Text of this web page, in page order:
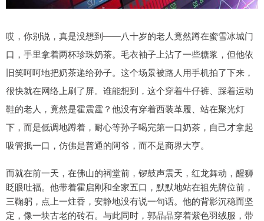
哎，你别说，真是没想到——八十岁的老人竟然蹲在蜜雪冰城门
口，手里拿着两杯珍珠奶茶。毛衣袖子上沾了一些糖浆，但他依
旧笑呵呵地把奶茶递给孙子。这个场景被路人用手机拍了下来，
很快就在网络上刷了屏。谁能想到，这个穿着牛仔裤、踩着运动
鞋的老人，竟然是霍震霆？他没有穿着西装革履、站在聚光灯
下，而是低调地蹲着，耐心等孙子喝完第一口奶茶，自己才拿起
吸管抿一口，仿佛是普通的阿爷，而不是商界大亨。
而就在前一天，在佛山的祠堂前，锣鼓声震天，红龙舞动，醒狮
眨眼吐福。他带着霍启刚和全家五口，默默地站在祖先牌位前，
三鞠躬，点上一炷香，安静地没有说一句话。他的背影沉稳而坚
定，像一块古老的砖石。与此同时，郭晶晶穿着紫色羽绒服，带